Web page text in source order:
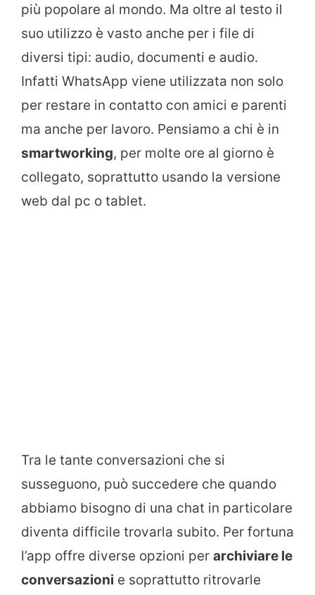
più popolare al mondo. Ma oltre al testo il
suo utilizzo è vasto anche per i file di
diversi tipi: audio, documenti e audio.
Infatti WhatsApp viene utilizzata non solo
per restare in contatto con amici e parenti
ma anche per lavoro. Pensiamo a chi è in
smartworking, per molte ore al giorno è
collegato, soprattutto usando la versione
web dal pc o tablet.
Tra le tante conversazioni che si
susseguono, può succedere che quando
abbiamo bisogno di una chat in particolare
diventa difficile trovarla subito. Per fortuna
l’app offre diverse opzioni per archiviare le
conversazioni e soprattutto ritrovarle